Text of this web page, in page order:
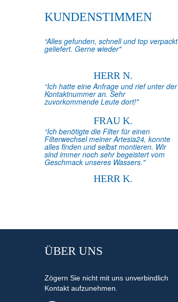
KUNDENSTIMMEN
“Alles gefunden, schnell und top verpackt
geliefert. Gerne wieder"
HERR N.
“Ich hatte eine Anfrage und rief unter der
Kontaktnummer an. Sehr
zuvorkommende Leute dort!"
FRAU K.
“Ich benötigte die Filter für einen
Filterwechsel meiner Artesia24, konnte
alles finden und selbst montieren. Wir
sind immer noch sehr begeistert vom
Geschmack unseres Wassers."
HERR K.
ÜBER UNS
Zögern Sie nicht mit uns unverbindlich
Kontakt aufzunehmen.